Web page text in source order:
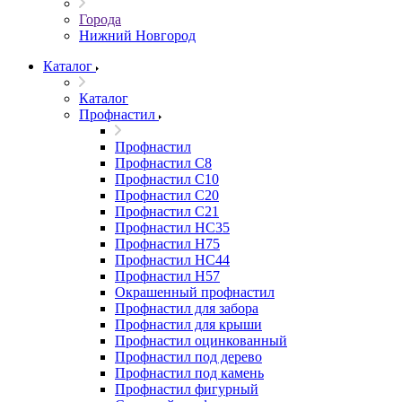
Города
Нижний Новгород
Каталог
Каталог
Профнастил
Профнастил
Профнастил С8
Профнастил С10
Профнастил С20
Профнастил С21
Профнастил НС35
Профнастил Н75
Профнастил HC44
Профнастил Н57
Окрашенный профнастил
Профнастил для забора
Профнастил для крыши
Профнастил оцинкованный
Профнастил под дерево
Профнастил под камень
Профнастил фигурный